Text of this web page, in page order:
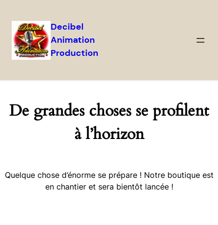
Decibel
Animation
Production
De grandes choses se profilent
à l’horizon
Quelque chose d’énorme se prépare ! Notre boutique est
en chantier et sera bientôt lancée !